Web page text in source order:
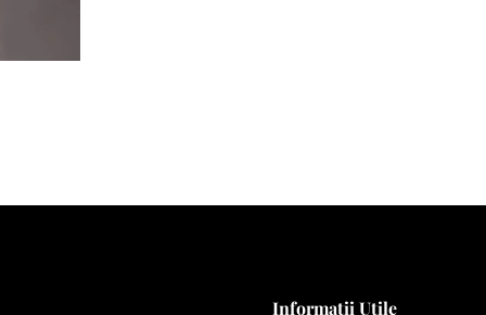
Informații Utile